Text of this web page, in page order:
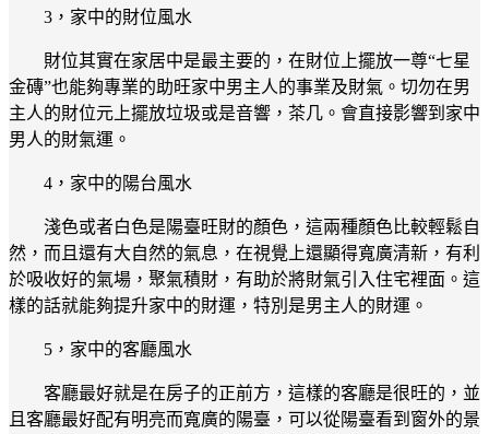
3，家中的財位風水
財位其實在家居中是最主要的，在財位上擺放一尊“七星
金磚”也能夠專業的助旺家中男主人的事業及財氣。切勿在男
主人的財位元上擺放垃圾或是音響，茶几。會直接影響到家中
男人的財氣運。
4，家中的陽台風水
淺色或者白色是陽臺旺財的顏色，這兩種顏色比較輕鬆自
然，而且還有大自然的氣息，在視覺上還顯得寬廣清新，有利
於吸收好的氣場，聚氣積財，有助於將財氣引入住宅裡面。這
樣的話就能夠提升家中的財運，特別是男主人的財運。
5，家中的客廳風水
客廳最好就是在房子的正前方，這樣的客廳是很旺的，並
且客廳最好配有明亮而寬廣的陽臺，可以從陽臺看到窗外的景